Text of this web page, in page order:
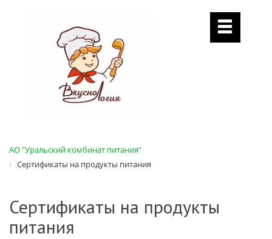
АО "Уральский комбинат питания"
Сертификаты на продукты питания
Сертификаты на продукты
питания